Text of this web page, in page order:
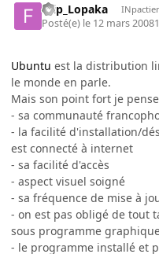
Frip_Lopaka
Posté(e) le 12 mars 2008
Ubuntu est la distribution
le monde en parle.
Mais son point fort je
- sa communauté
- la facilité d'installation/
est connecté à internet
- sa facilité d'accès
- aspect visuel soigné
- sa fréquence de mise à
- on est pas obligé de tout
sous programme
- le programme installé et